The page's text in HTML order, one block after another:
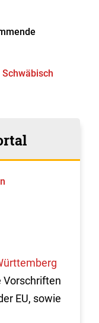
Vorschriften
EU, sowie